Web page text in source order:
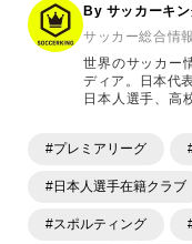
By サッカーキ
サッカー総合情
世界のサッカー
ディア。日本代
日本人選手、高
ます。「X」「
#プレミアリーグ
#日本人選手在籍クラブ
#スポルティング